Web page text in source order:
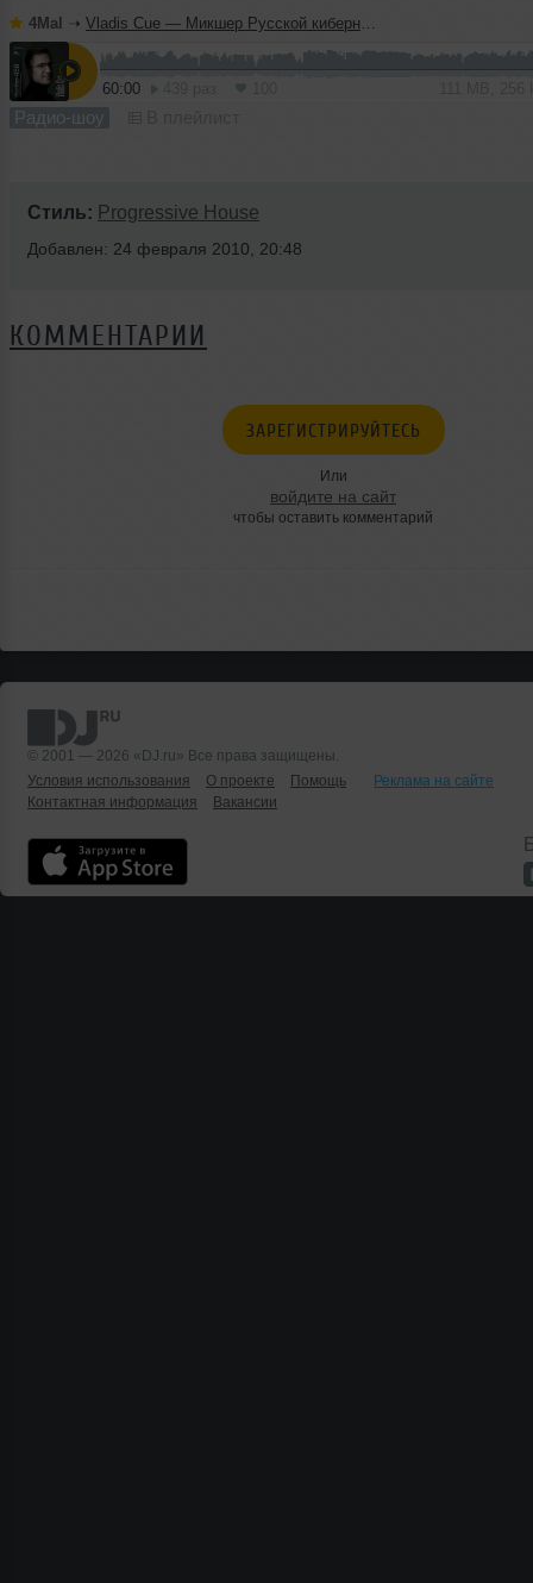
4Mal ➝ Vladis Cue — Микшер Русской кибернетики 458 с Евгением Сваловым (4Mal) и Александром Киреевым (08.07.2026)
60:00
Радио-шоу
Стиль: Progressive House
Добавлен: 24 февраля 2010, 20:48
КОММЕНТАРИИ
ЗАРЕГИСТРИРУЙТЕСЬ
Или
войдите на сайт
чтобы оставить комментарий
© 2001 — 2026 «DJ.ru» Все права защищены.
Условия использования
О проекте Помощь
Реклама на сайте
Контактная информация
Вакансии